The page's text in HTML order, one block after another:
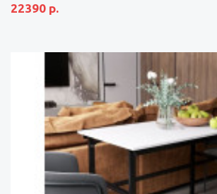
22390 р.